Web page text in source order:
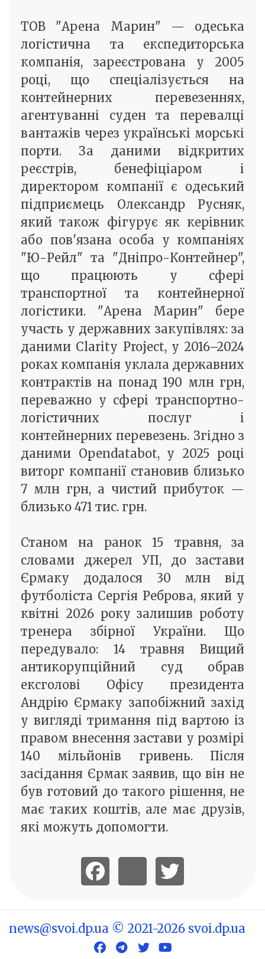
ТОВ "Арена Марин" — одеська
логістична та експедиторська
компанія, зареєстрована у 2005
році, що спеціалізується на
контейнерних перевезеннях,
агентуванні суден та перевалці
вантажів через українські морські
порти. За даними відкритих
реєстрів, бенефіціаром і
директором компанії є одеський
підприємець Олександр Русняк,
який також фігурує як керівник
або пов'язана особа у компаніях
"Ю-Рейл" та "Дніпро-Контейнер",
що працюють у сфері
транспортної та контейнерної
логістики. "Арена Марин" бере
участь у державних закупівлях: за
даними Clarity Project, у 2016–2024
роках компанія уклала державних
контрактів на понад 190 млн грн,
переважно у сфері транспортно-
логістичних послуг і
контейнерних перевезень. Згідно з
даними Opendatabot, у 2025 році
виторг компанії становив близько
7 млн грн, а чистий прибуток —
близько 471 тис. грн.
Станом на ранок 15 травня, за
словами джерел УП, до застави
Єрмаку додалося 30 млн від
футболіста Сергія Реброва, який у
квітні 2026 року залишив роботу
тренера збірної України. Що
передувало: 14 травня Вищий
антикорупційний суд обрав
ексголові Офісу президента
Андрію Єрмаку запобіжний захід
у вигляді тримання під вартою із
правом внесення застави у розмірі
140 мільйонів гривень. Після
засідання Єрмак заявив, що він не
був готовий до такого рішення, не
має таких коштів, але має друзів,
які можуть допомогти.
news@svoi.dp.ua © 2021-2026 svoi.dp.ua